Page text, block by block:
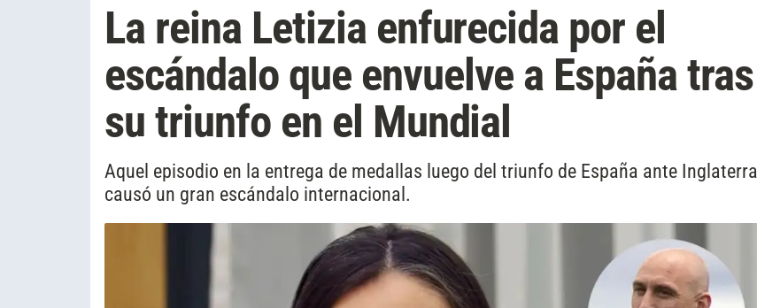
La reina Letizia enfurecida por el
escándalo que envuelve a España tras
su triunfo en el Mundial
Aquel episodio en la entrega de medallas luego del triunfo de España ante Inglaterra
causó un gran escándalo internacional.